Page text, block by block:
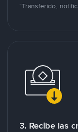
"Transferido,
3. Recibe las